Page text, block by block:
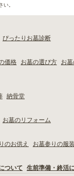
い。
ぴったりお墓診断
価格 お墓の選び方
お墓
納骨堂
お墓のリフォーム
のお供え お墓参りの服装
ついて 生前準備・終活